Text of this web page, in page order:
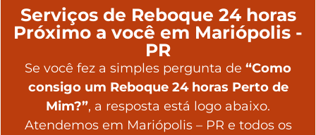
Serviços de Reboque 24 horas
Próximo a você em Mariópolis -
PR
Se você fez a simples pergunta de “Como
consigo um Reboque 24 horas Perto de
Mim?”, a resposta está logo abaixo.
Atendemos em Mariópolis – PR e todos os